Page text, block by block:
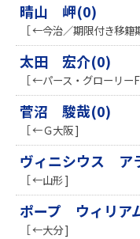
晴山 岬(0)
［ ←今治／期限付き移
太田 宏介(0)
［ ←パース・グローリ
菅沼 駿哉(0)
［ ←Ｇ大阪 ]
ヴィニシウス ア
［ ←山形 ]
ポープ ウィリア
［ ←大分 ]